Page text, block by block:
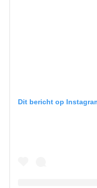
Dit bericht op